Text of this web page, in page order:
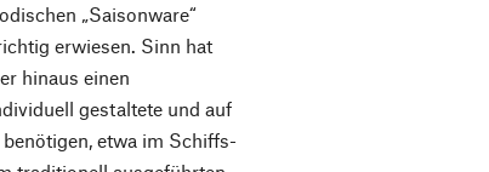
„Saisonware“
erwiesen. Sinn hat
hinaus einen
gestaltete und auf
etwa im Schiffs-